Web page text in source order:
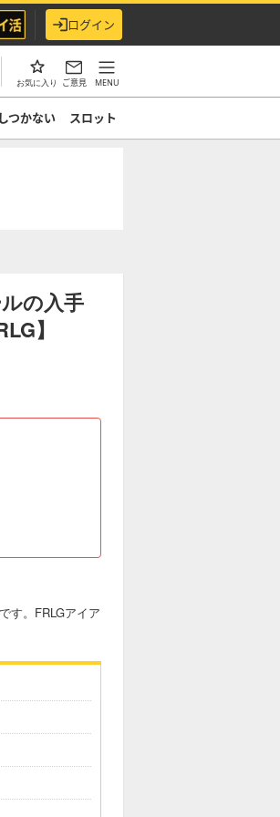
ログイン
お気に入り ご意見 MENU
つかない スロット
の入手
】
す。FRLGアイア